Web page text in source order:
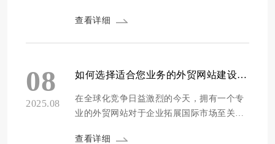
高端网站建设需求日益增长。如何打造一个
体验等多个维度为您详细解析。 一、视觉设
计：第一印象决定成败 视觉设计是企业...
查看详细
08
2025.08
如何选择适合您业务的外贸网站建设合作伙伴？
在全球化竞争日益激烈的今天，拥有一个专
业的外贸网站对于企业拓展国际市场至关重
查看详细